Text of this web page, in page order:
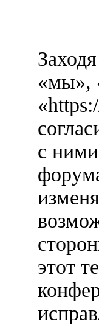
«мы»,
с
этот